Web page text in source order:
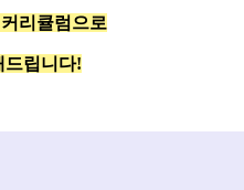
리큘럼으로
드립니다!